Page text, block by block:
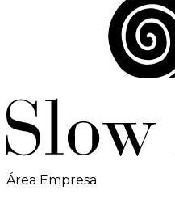
Área Empresa